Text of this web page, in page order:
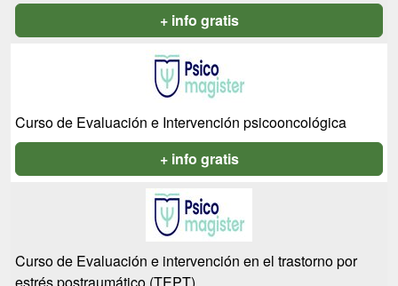
+ info gratis
Curso de Evaluación e Intervención psicooncológica
+ info gratis
Curso de Evaluación e intervención en el trastorno por